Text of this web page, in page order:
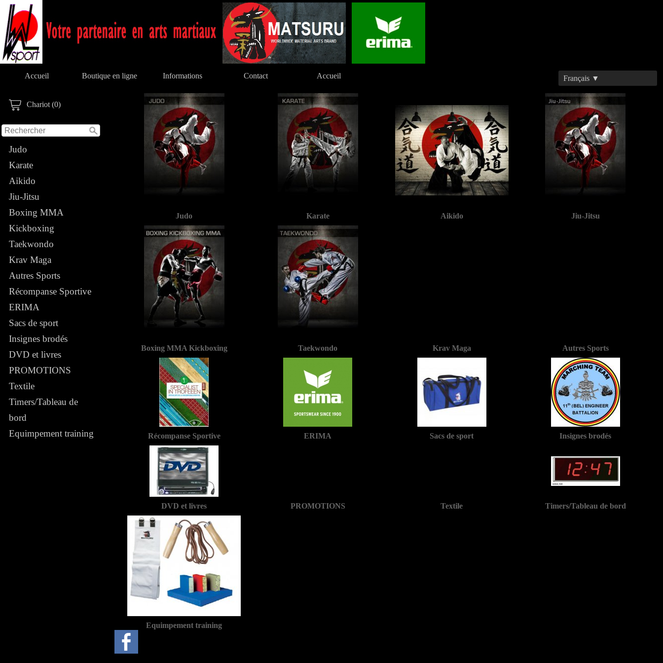
Français ▼
Accueil Boutique en ligne Informations Contact Accueil
Chariot (0)
Judo
Karate
Aikido
Jiu-Jitsu
Boxing MMA
Kickboxing
Taekwondo
Krav Maga
Autres Sports
Récompanse Sportive
ERIMA
Sacs de sport
Insignes brodés
DVD et livres
PROMOTIONS
Textile
Timers/Tableau de
bord
Equimpement training
Judo Karate Aikido Jiu-Jitsu
Boxing MMA Kickboxing Taekwondo Krav Maga Autres Sports
Récompanse Sportive ERIMA Sacs de sport Insignes brodés
DVD et livres PROMOTIONS Textile Timers/Tableau de bord
Equimpement training